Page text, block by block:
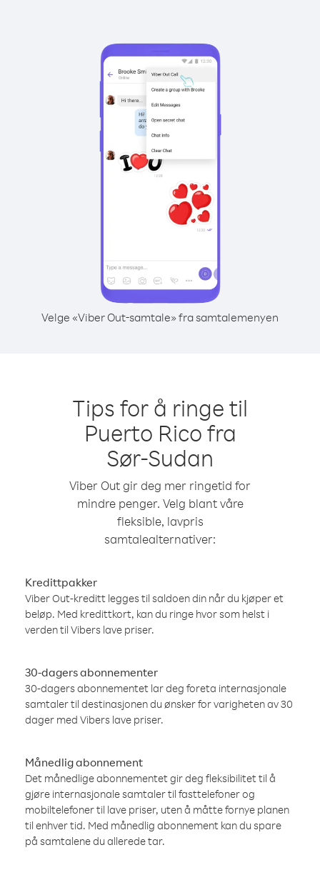
Velge «Viber Out-samtale» fra samtalemenyen
Tips for å ringe til
Puerto Rico fra
Sør-Sudan
Viber Out gir deg mer ringetid for
mindre penger. Velg blant våre
fleksible, lavpris
samtalealternativer:
Kredittpakker
Viber Out-kreditt legges til saldoen din når du kjøper et
beløp. Med kredittkort, kan du ringe hvor som helst i
verden til Vibers lave priser.
30-dagers abonnementer
30-dagers abonnementet lar deg foreta internasjonale
samtaler til destinasjonen du ønsker for varigheten av 30
dager med Vibers lave priser.
Månedlig abonnement
Det månedlige abonnementet gir deg fleksibilitet til å
gjøre internasjonale samtaler til fasttelefoner og
mobiltelefoner til lave priser, uten å måtte fornye planen
til enhver tid. Med månedlig abonnement kan du spare
på samtalene du allerede tar.